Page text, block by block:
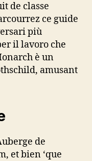
de classe
ce guide
più
il lavoro che
è un
amusant
de
et bien ‘que